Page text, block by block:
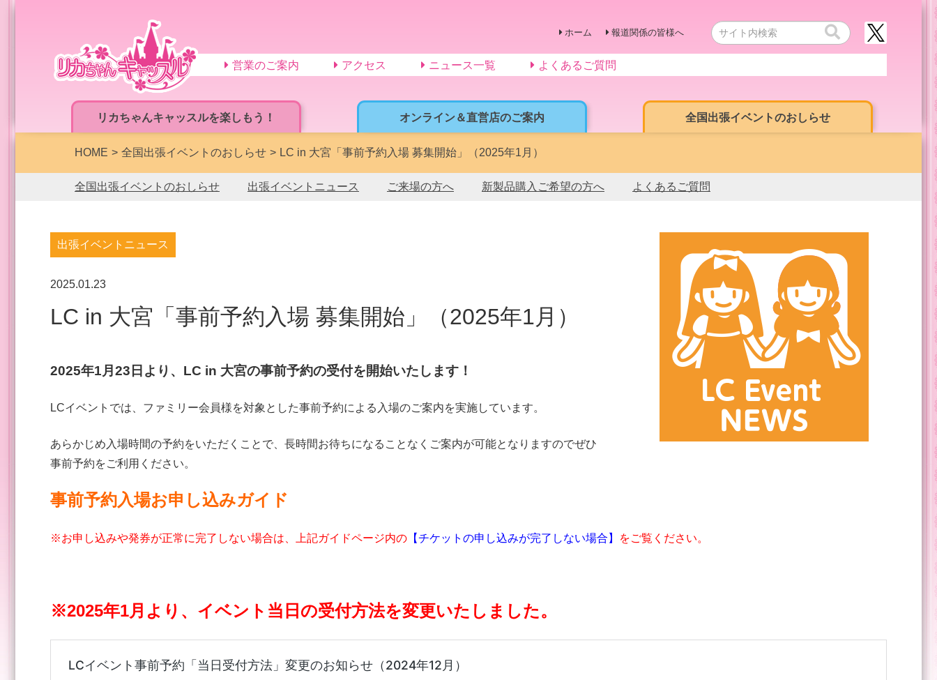
リカちゃんキャッスルを楽しもう！ オンライン＆直営店のご案内 全国出張イベントのおしらせ
ホーム 報道関係の皆様へ
営業のご案内 アクセス ニュース一覧 よくあるご質問
HOME 全国出張イベントのおしらせ LC in 大宮「事前予約入場 募集開始」（2025年1月）
全国出張イベントのおしらせ 出張イベントニュース ご来場の方へ 新製品購入ご希望の方へ よくあるご質問
出張イベントニュース
2025.01.23
LC in 大宮「事前予約入場 募集開始」（2025年1月）
2025年1月23 日より、LC in 大宮の事前予約の受付を開始いたします！
LCイベントでは、ファミリー会員様を対象とした事前予約による入場のご案内を実施しています。
あらかじめ入場時間の予約をいただくことで、長時間お待ちになることなくご案内が可能となりますのでぜひ
事前予約をご利用ください。
事前予約入場お申し込みガイド
※お申し込みや発券が正常に完了しない場合は、上記ガイドページ内の 【チケットの申し込みが完了しない場合】 をご覧ください。
※2025年1月より、イベント当日の受付方法を変更いたしました。